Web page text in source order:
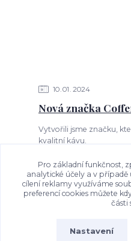
10 01 2024
Nová značka
​Vytvořili jsme značku,
kvalitní kávu.
Zobrazit
Pro základní funkčnost,
analytické účely a v případě
cílení reklamy využíváme
preferencí cookies můžete
části
Nastavení